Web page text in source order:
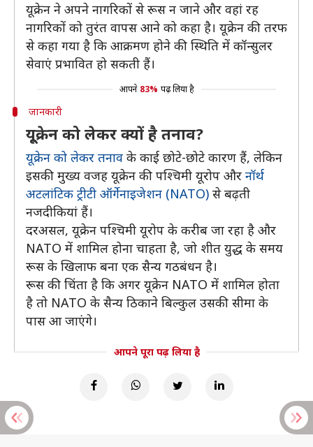
यूक्रेन ने अपने नागरिकों से रूस न जाने और वहां रह
नागरिकों को तुरंत वापस आने को कहा है। यूक्रेन की तरफ
से कहा गया है कि आक्रमण होने की स्थिति में कॉन्सुलर
सेवाएं प्रभावित हो सकती हैं।
आपने 83% पढ़ लिया है
जानकारी
यू्क्रेन को लेकर क्यों है तनाव?
यूक्रेन को लेकर तनाव के काई छोटे-छोटे कारण हैं, लेकिन
इसकी मुख्य वजह यूक्रेन की पश्चिमी यूरोप और नॉर्थ
अटलांटिक ट्रीटी ऑर्गेनाइजेशन (NATO) से बढ़ती
नजदीकियां हैं।
दरअसल, यूक्रेन पश्चिमी यूरोप के करीब जा रहा है और
NATO में शामिल होना चाहता है, जो शीत युद्ध के समय
रूस के खिलाफ बना एक सैन्य गठबंधन है।
रूस की चिंता है कि अगर यूक्रेन NATO में शामिल होता
है तो NATO के सैन्य ठिकाने बिल्कुल उसकी सीमा के
पास आ जाएंगे।
आपने पूरा पढ़ लिया है